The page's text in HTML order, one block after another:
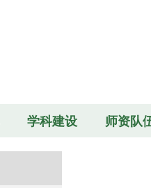
学科建设 师资队